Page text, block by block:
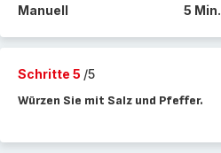
Manuell 5 Min.
Schritte 5 /5
Würzen Sie mit Salz und Pfeffer.